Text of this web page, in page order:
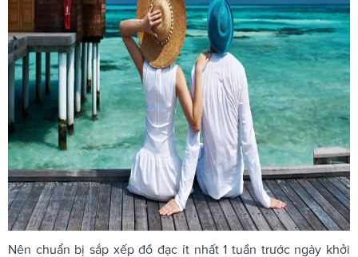
Nên chuẩn bị sắp xếp đồ đạc ít nhất 1 tuần trước ngày khởi